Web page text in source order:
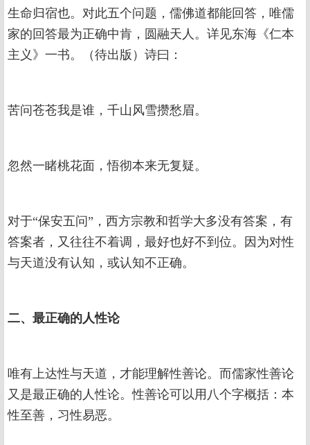
生命归宿也。对此五个问题，儒佛道都能回答，唯儒
家的回答最为正确中肯，圆融天人。详见东海《仁本
主义》一书。（待出版）诗曰：
苦问苍苍我是谁，千山风雪攒愁眉。
忽然一睹桃花面，悟彻本来无复疑。
对于“保安五问”，西方宗教和哲学大多没有答案，有
答案者，又往往不着调，最好也好不到位。因为对性
与天道没有认知，或认知不正确。
二、最正确的人性论
唯有上达性与天道，才能理解性善论。而儒家性善论
又是最正确的人性论。性善论可以用八个字概括：本
性至善，习性易恶。